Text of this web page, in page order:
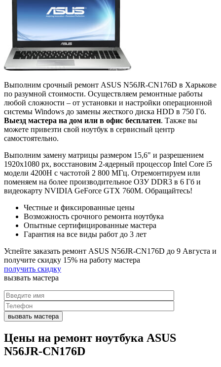
Выполним срочный ремонт ASUS N56JR-CN176D в Харькове
по разумной стоимости. Осуществляем ремонтные работы
любой сложности – от установки и настройки операционной
системы Windows до замены жесткого диска HDD в 750 Гб.
Выезд мастера на дом или в офис бесплатен. Также вы
можете привезти свой ноутбук в сервисный центр
самостоятельно.
Выполним замену матрицы размером 15,6" и разрешением
1920x1080 px, восстановим 2-ядерный процессор Intel Core i5
модели 4200H с частотой 2 800 МГц. Отремонтируем или
поменяем на более производительное ОЗУ DDR3 в 6 Гб и
видеокарту NVIDIA GeForce GTX 760M. Обращайтесь!
Честные и фиксированные цены
Возможность срочного ремонта ноутбука
Опытные сертифицированные мастера
Гарантия на все виды работ до 3 лет
Успейте заказать ремонт ASUS N56JR-CN176D до 9 Августа и
получите скидку 15% на работу мастера
получить скидку
вызвать мастера
Цены на ремонт ноутбука ASUS
N56JR-CN176D